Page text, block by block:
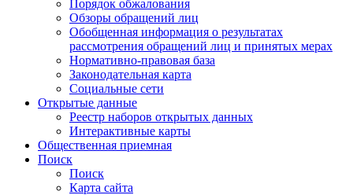
Порядок обжалования
Обзоры обращений лиц
Обобщенная информация о результатах
рассмотрения обращений лиц и принятых мерах
Нормативно-правовая база
Законодательная карта
Социальные сети
Открытые данные
Реестр наборов открытых данных
Интерактивные карты
Общественная приемная
Поиск
Поиск
Карта сайта